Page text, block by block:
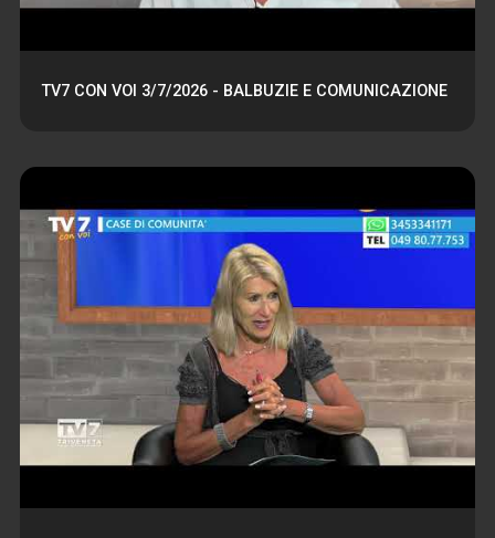
TV7 CON VOI 3/7/2026 - BALBUZIE E COMUNICAZIONE